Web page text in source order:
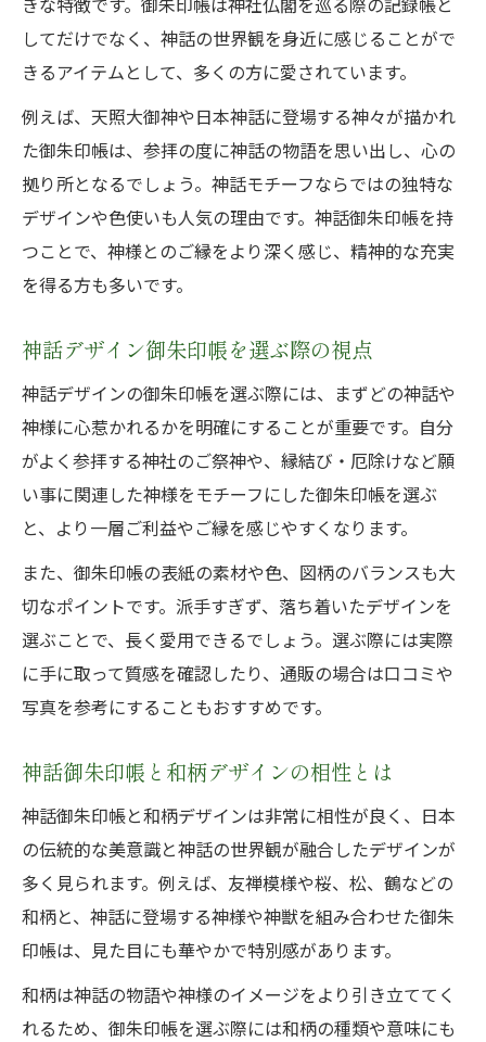
御朱印帳を通じて感じる神話の世界
御朱印帳で広がる神話の壮大な世界観
神話御朱印帳が導く心の豊かさを知る
神話の神様と繋がる御朱印帳の醍醐味
御朱印帳で体験する神話の魅力的な瞬間
神様との縁を深める御朱印帳活用術
神話御朱印帳でご縁を深める日々の工夫
御朱印帳の使い方と神話の世界の繋がり
神話御朱印帳がもたらす精神的充足とは
神話御朱印帳を大切に扱うための心得
神話をモチーフにした御朱印帳の美学
神話御朱印帳の美しさと和柄の調和
神話御朱印帳のデザインに込められた想い
伝統工芸が彩る神話御朱印帳の魅力
神話御朱印帳の表紙が語る歴史と物語
御朱印をいただく際の正しいマナー解説
御朱印帳利用時の正しい言葉遣いとは
御朱印帳の1ページを空ける理由と意味
神話御朱印帳で気をつけるべき注意点
神話御朱印帳とともに学ぶ御朱印の礼儀
してだけでなく、神話の世界観を身近に感じることがで
きるアイテムとして、多くの方に愛されています。
例えば、天照大御神や日本神話に登場する神々が描かれ
た御朱印帳は、参拝の度に神話の物語を思い出し、心の
拠り所となるでしょう。神話モチーフならではの独特な
デザインや色使いも人気の理由です。神話御朱印帳を持
つことで、神様とのご縁をより深く感じ、精神的な充実
を得る方も多いです。
神話デザイン御朱印帳を選ぶ際の視点
神話デザインの御朱印帳を選ぶ際には、まずどの神話や
神様に心惹かれるかを明確にすることが重要です。自分
がよく参拝する神社のご祭神や、縁結び・厄除けなど願
い事に関連した神様をモチーフにした御朱印帳を選ぶ
と、より一層ご利益やご縁を感じやすくなります。
また、御朱印帳の表紙の素材や色、図柄のバランスも大
切なポイントです。派手すぎず、落ち着いたデザインを
選ぶことで、長く愛用できるでしょう。選ぶ際には実際
に手に取って質感を確認したり、通販の場合は口コミや
写真を参考にすることもおすすめです。
神話御朱印帳と和柄デザインの相性とは
神話御朱印帳と和柄デザインは非常に相性が良く、日本
の伝統的な美意識と神話の世界観が融合したデザインが
多く見られます。例えば、友禅模様や桜、松、鶴などの
和柄と、神話に登場する神様や神獣を組み合わせた御朱
印帳は、見た目にも華やかで特別感があります。
和柄は神話の物語や神様のイメージをより引き立ててく
れるため、御朱印帳を選ぶ際には和柄の種類や意味にも